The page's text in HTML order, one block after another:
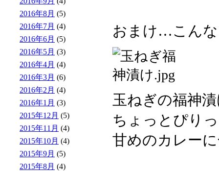
おまけ…こん
玉ねぎの福神
ちょっとぴり
甘めのカレー
2016年8月 (5)
2016年7月 (4)
2016年6月 (5)
2016年5月 (3)
2016年4月 (4)
2016年3月 (6)
2016年2月 (4)
2016年1月 (3)
2015年12月 (5)
2015年11月 (4)
2015年10月 (4)
2015年9月 (5)
2015年8月 (4)